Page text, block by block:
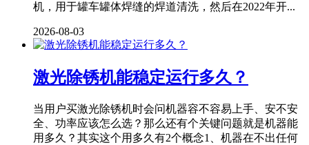
机，用于罐车罐体焊缝的焊道清洗，然后在2022年开...
2026-08-03
激光除锈机能稳定运行多久？
当用户买激光除锈机时会问机器容不容易上手、安不安
全、功率应该怎么选？那么还有个关键问题就是机器能
用多久？其实这个用多久有2个概念1、机器在不出任何